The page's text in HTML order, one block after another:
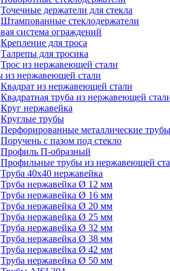
Точечные держатели для стекла
Штампованные стеклодержатели
система ограждений
Крепление для троса
Талрепы для тросика
Трос из нержавеющей стали
из нержавеющей стали
Квадрат из нержавеющей стали
Квадратная труба из нержавеющей
Круг нержавейка
Круглые трубы
Перфорированные металлические трубы
Поручень с пазом под стекло
Профиль П-образный
Профильные трубы из нержавеющей
Труба 40х40 нержавейка
Труба нержавейка Ø 12 мм
Труба нержавейка Ø 16 мм
Труба нержавейка Ø 20 мм
Труба нержавейка Ø 25 мм
Труба нержавейка Ø 32 мм
Труба нержавейка Ø 38 мм
Труба нержавейка Ø 42 мм
Труба нержавейка Ø 50 мм